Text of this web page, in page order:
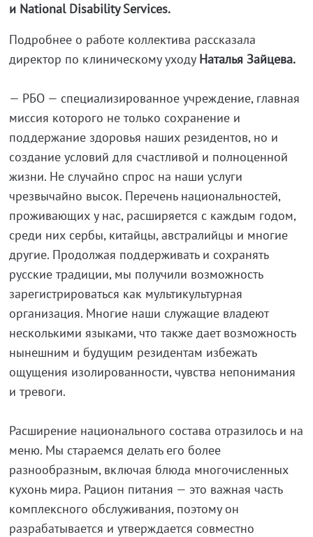
и National Disability Services.
Подробнее о работе коллектива рассказала
директор по клиническому уходу Наталья Зайцева.
— РБО — специализированное учреждение, главная
миссия которого не только сохранение и
поддержание здоровья наших резидентов, но и
создание условий для счастливой и полноценной
жизни. Не случайно спрос на наши услуги
чрезвычайно высок. Перечень национальностей,
проживающих у нас, расширяется с каждым годом,
среди них сербы, китайцы, австралийцы и многие
другие. Продолжая поддерживать и сохранять
русские традиции, мы получили возможность
зарегистрироваться как мультикультурная
организация. Многие наши служащие владеют
несколькими языками, что также дает возможность
нынешним и будущим резидентам избежать
ощущения изолированности, чувства непонимания
и тревоги.
Расширение национального состава отразилось и на
меню. Мы стараемся делать его более
разнообразным, включая блюда многочисленных
кухонь мира. Рацион питания — это важная часть
комплексного обслуживания, поэтому он
разрабатывается и утверждается совместно